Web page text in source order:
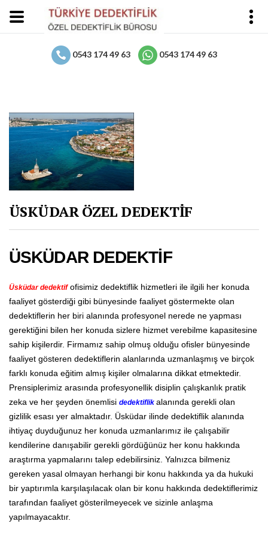
0543 174 49 63 0543 174 49 63
ÜSKÜDAR ÖZEL DEDEKTİF
ÜSKÜDAR DEDEKTİF
Üsküdar dedektifofisimiz dedektiflik hizmetleri ile ilgili her konuda
faaliyet gösterdiği gibi bünyesinde faaliyet göstermekte olan
dedektiflerin her biri alanında profesyonel nerede ne yapması
gerektiğini bilen her konuda sizlere hizmet verebilme kapasitesine
sahip kişilerdir. Firmamız sahip olmuş olduğu ofisler bünyesinde
faaliyet gösteren dedektiflerin alanlarında uzmanlaşmış ve birçok
farklı konuda eğitim almış kişiler olmalarına dikkat etmektedir.
Prensiplerimiz arasında profesyonellik disiplin çalışkanlık pratik
zeka ve her şeyden önemlisi dedektiflik alanında gerekli olan
gizlilik esası yer almaktadır. Üsküdar ilinde dedektiflik alanında
ihtiyaç duyduğunuz her konuda uzmanlarımız ile çalışabilir
kendilerine danışabilir gerekli gördüğünüz her konu hakkında
araştırma yapmalarını talep edebilirsiniz. Yalnızca bilmeniz
gereken yasal olmayan herhangi bir konu hakkında ya da hukuki
bir yaptırımla karşılaşılacak olan bir konu hakkında dedektiflerimiz
tarafından faaliyet gösterilmeyecek ve sizinle anlaşma
yapılmayacaktır.